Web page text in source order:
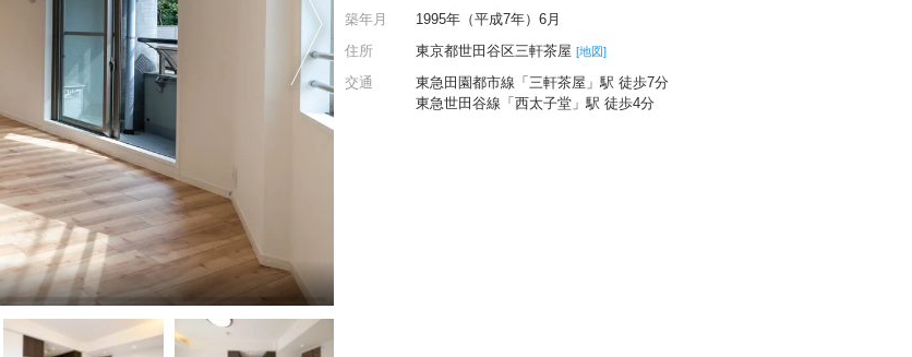
築年月
1995年（平成7年）6月
住所
東京都世田谷区三軒茶屋 [地図]
交通
東急田園都市線「三軒茶屋」駅 徒歩7分
東急世田谷線「西太子堂」駅 徒歩4分